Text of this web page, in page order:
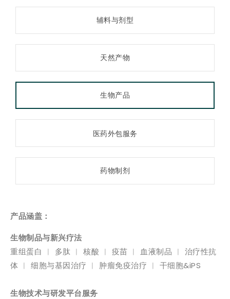
辅料与剂型
天然产物
生物产品
医药外包服务
药物制剂
产品涵盖：
生物制品与新兴疗法
重组蛋白 ︱ 多肽 ︱ 核酸 ︱ 疫苗 ︱ 血液制品 ︱ 治疗性抗
体 ︱ 细胞与基因治疗 ︱ 肿瘤免疫治疗 ︱ 干细胞&iPS
生物技术与研发平台服务